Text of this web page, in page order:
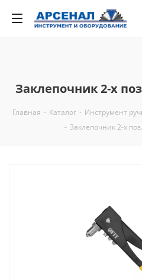
Заклепочник 2-х
Главная - Каталог - Инструмент
- Заклепочник 2-х